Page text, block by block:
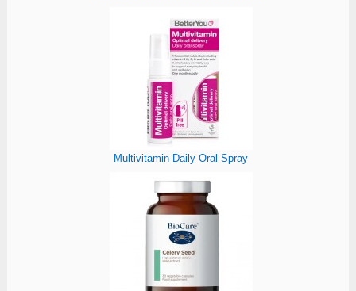
Multivitamin Daily Oral Spray